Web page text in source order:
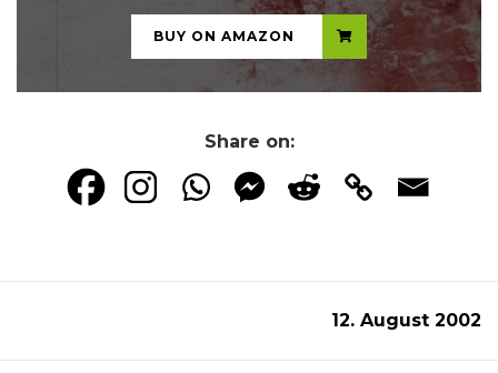
BUY ON AMAZON
Share on:
12. August 2002